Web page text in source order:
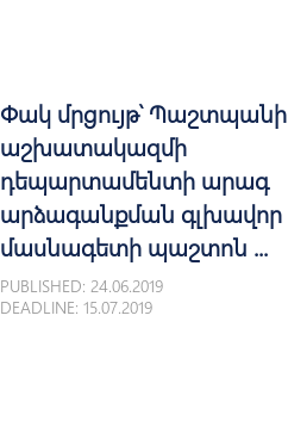
Փակ մրցույթ՝ Պաշտպանի
աշխատակազմի
դեպարտամենտի արագ
արձագանքման գլխավոր
մասնագետի պաշտոն ...
PUBLISHED: 24.06.2019
DEADLINE: 15.07.2019